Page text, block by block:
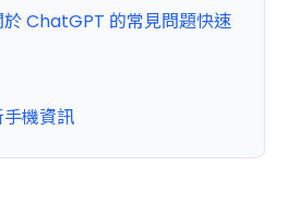
於 ChatGPT 的常見問題快速
手機資訊